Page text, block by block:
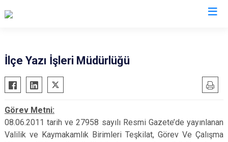
Adalar
Avcılar
Bağcılar
Bahçelievler
Kadıköy
Üsküdar
İlçe Yazı İşleri Müdürlüğü
Görev Metni:
08.06.2011 tarih ve 27958 sayılı Resmi Gazete’de yayınlanan
Valilik ve Kaymakamlık Birimleri Teşkilat, Görev Ve Çalışma